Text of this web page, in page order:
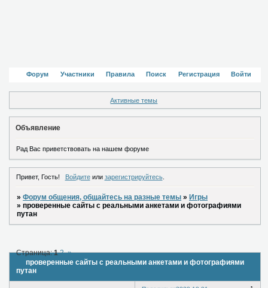
Форум Участники Правила Поиск Регистрация Войти
Активные темы
Объявление
Рад Вас приветствовать на нашем форуме
Привет, Гость! Войдитеили зарегистрируйтесь.
»Форум общения, общайтесь на разные темы »Игры
»проверенные сайты с реальными анкетами и фотографиями
путан
проверенные сайты с реальными анкетами и фотографиями
путан
Страница:1 2 »